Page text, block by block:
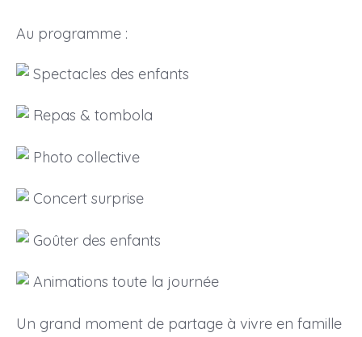
Au programme :
Spectacles des enfants
Repas & tombola
Photo collective
Concert surprise
Goûter des enfants
Animations toute la journée
Un grand moment de partage à vivre en famille